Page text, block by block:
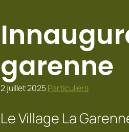
garenne
2 juillet 2025 Particuliers
Le Village La